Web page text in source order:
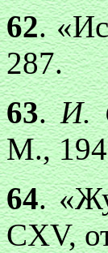
62.
287.
63.И.
М.,
64.
CXV,